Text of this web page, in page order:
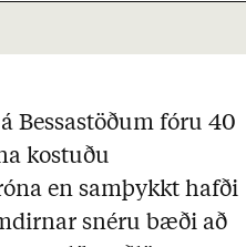
Bessastöðum fóru 40
kostuðu
en samþykkt hafði
snéru bæði að